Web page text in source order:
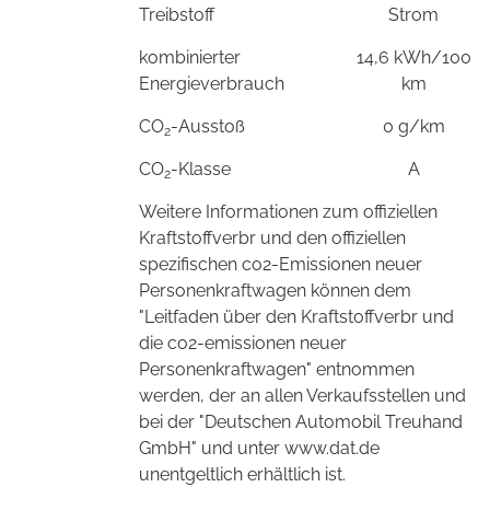
Treibstoff
Strom
kombinierter
Energieverbrauch
14,6 kWh/100
km
CO2-Ausstoß 0 g/km
CO2-Klasse A
Weitere Informationen zum offiziellen
Kraftstoffverbr und den offiziellen
spezifischen co2-Emissionen neuer
Personenkraftwagen können dem
"Leitfaden über den Kraftstoffverbr und
die co2-emissionen neuer
Personenkraftwagen" entnommen
werden, der an allen Verkaufsstellen und
bei der "Deutschen Automobil Treuhand
GmbH" und unter www.dat.de
unentgeltlich erhältlich ist.